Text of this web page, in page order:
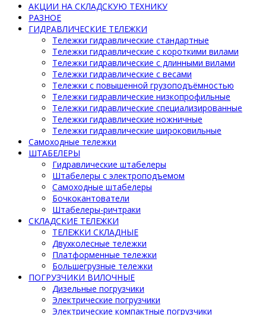
АКЦИИ НА СКЛАДСКУЮ ТЕХНИКУ
РАЗНОЕ
ГИДРАВЛИЧЕСКИЕ ТЕЛЕЖКИ
Тележки гидравлические стандартные
Тележки гидравлические с короткими вилами
Тележки гидравлические с длинными вилами
Тележки гидравлические с весами
Тележки с повышенной грузоподъёмностью
Тележки гидравлические низкопрофильные
Тележки гидравлические специализированные
Тележки гидравлические ножничные
Тележки гидравлические широковильные
Самоходные тележки
ШТАБЕЛЕРЫ
Гидравлические штабелеры
Штабелеры с электроподъемом
Самоходные штабелеры
Бочкокантователи
Штабелеры-ричтраки
СКЛАДСКИЕ ТЕЛЕЖКИ
ТЕЛЕЖКИ СКЛАДНЫЕ
Двухколесные тележки
Платформенные тележки
Большегрузные тележки
ПОГРУЗЧИКИ ВИЛОЧНЫЕ
Дизельные погрузчики
Электрические погрузчики
Электрические компактные погрузчики